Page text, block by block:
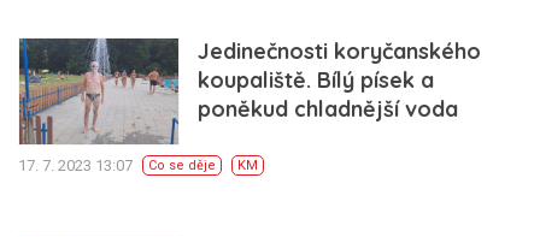
Jedinečnosti koryčanského
koupaliště. Bílý písek a
poněkud chladnější voda
17. 7. 2023 13:07 Co se děje KM